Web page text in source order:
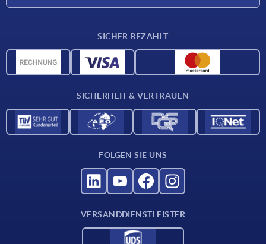
Werkstoffübersicht
SICHER BEZAHLT
SICHERHEIT & VERTRAUEN
FOLGEN SIE UNS
VERSANDDIENSTLEISTER